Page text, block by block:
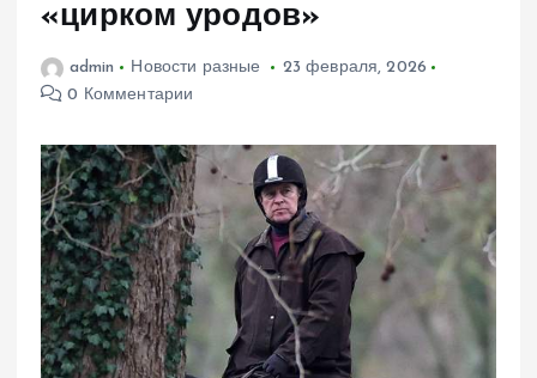
«цирком уродов»
admin Новости разные
23 февраля, 2026
0 Комментарии